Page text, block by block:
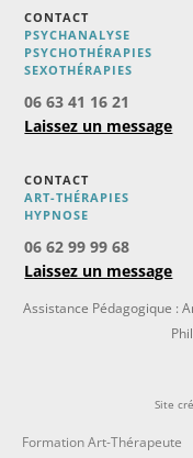
CONTACT
PSYCHANALYSE
PSYCHOTHÉRAPIES
SEXOTHÉRAPIES
06 63 41 16 21
Laissez un message
CONTACT
ART-THÉRAPIES
HYPNOSE
06 62 99 99 68
Laissez un message
Assistance Pédagogique :
Site
Formation Art-Thérapeute